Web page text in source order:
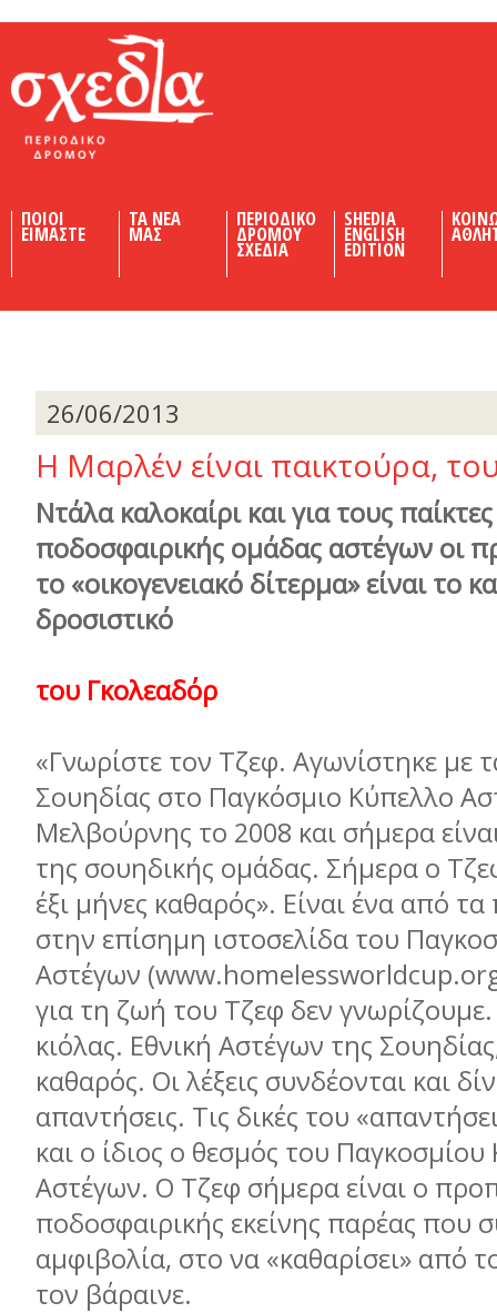
ΠΟΙΟΙ
ΕΙΜΑΣΤΕ
ΤΑ ΝΕΑ
ΜΑΣ
ΠΕΡΙΟΔΙΚΟ
ΔΡΟΜΟΥ
ΣΧΕΔΙΑ
SHEDIA
ENGLISH
EDITION
26/06/2013
Η Μαρλέν είναι παικτούρα,
Ντάλα καλοκαίρι και για τους
ποδοσφαιρικής ομάδας αστέγων οι
το «οικογενειακό δίτερμα» είναι το
δροσιστικό
του Γκολεαδόρ
«Γνωρίστε τον Τζεφ. Αγωνίστηκε με
Σουηδίας στο Παγκόσμιο Κύπελλο
Μελβούρνης το 2008 και σήμερα
της σουηδικής ομάδας. Σήμερα ο
έξι μήνες καθαρός». Είναι ένα από
στην επίσημη ιστοσελίδα του
Αστέγων
για τη ζωή του Τζεφ δεν γνωρίζουμε.
κιόλας. Εθνική Αστέγων της
καθαρός. Οι λέξεις συνδέονται και
απαντήσεις. Τις δικές του
και ο ίδιος ο θεσμός του
Αστέγων. Ο Τζεφ σήμερα είναι ο
ποδοσφαιρικής εκείνης παρέας που
αμφιβολία, στο να «καθαρίσει» από
τον βάραινε.